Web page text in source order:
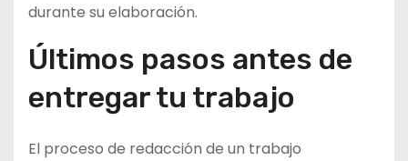
durante su elaboración.
Últimos pasos antes de
entregar tu trabajo
El proceso de redacción de un trabajo